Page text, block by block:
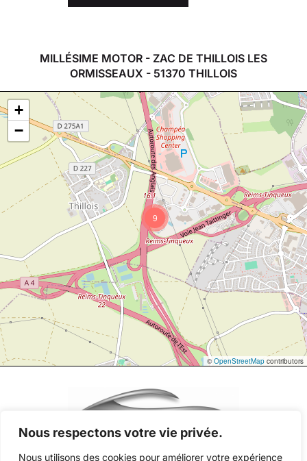
Nous respectons votre vie privée.
Nous utilisons des cookies pour améliorer votre expérience
MILLÉSIME MOTOR - ZAC DE THILLOIS LES
ORMISSEAUX - 51370 THILLOIS
9
+
−
©OpenStreetMap contributors